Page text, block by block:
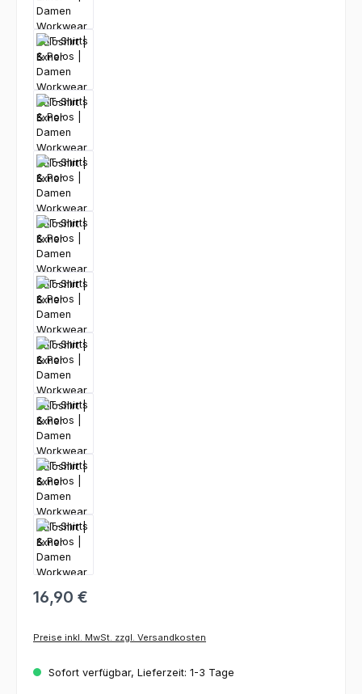
16,90 €
Preise inkl. MwSt. zzgl. Versandkosten
Sofort verfügbar, Lieferzeit: 1-3 Tage